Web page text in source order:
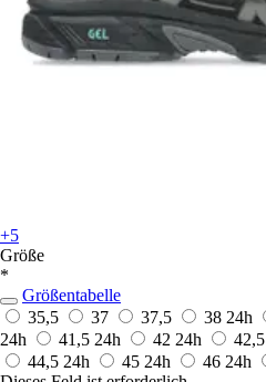
+5
Größe
*
Größentabelle
35,5
37 37,5 38 24h
24h
41,5 24h 42 24h 42,5
44,5 24h 45 24h 46 24h